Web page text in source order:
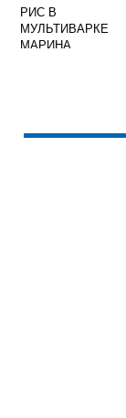
РИС В
МУЛЬТИВАРКЕ
МАРИНА